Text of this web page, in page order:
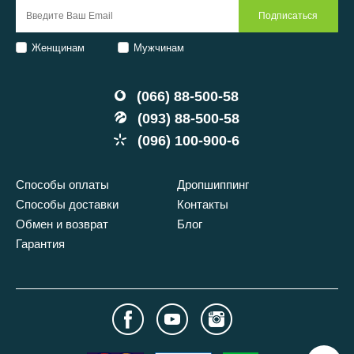
(066) 88-500-58
(093) 88-500-58
(096) 100-900-6
Способы оплаты
Способы доставки
Обмен и возврат
Гарантия
Дропшиппинг
Контакты
Блог
Женщинам Мужчинам